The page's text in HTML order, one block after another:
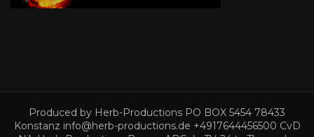
Produced by Herb-Productions PO BOX 5454 78433
Konstanz info@herb-productions.de +4917644456500 CvD